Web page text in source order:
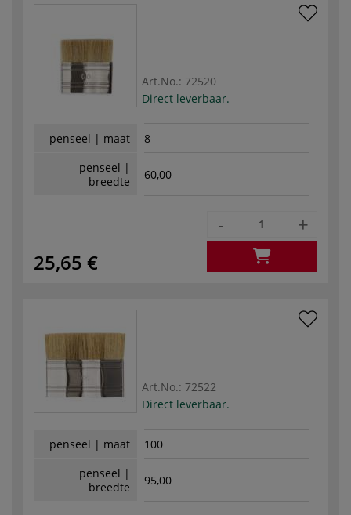
Art.No.: 72520
Direct leverbaar.
penseel | maat
8
penseel |
breedte
60,00
25,65 €
- +
Art.No.: 72522
Direct leverbaar.
penseel | maat
100
penseel |
breedte
95,00